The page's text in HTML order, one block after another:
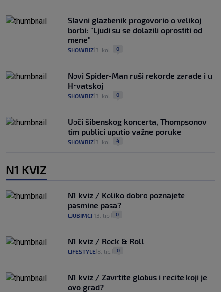
Slavni glazbenik progovorio o velikoj
borbi: "Ljudi su se dolazili oprostiti od
mene"
SHOWBIZ 3. kol. 0
Novi Spider-Man ruši rekorde zarade i u
Hrvatskoj
SHOWBIZ 3. kol. 0
Uoči šibenskog koncerta, Thompsonov
tim publici uputio važne poruke
SHOWBIZ 3. kol. 4
N1 KVIZ
N1 kviz / Koliko dobro poznajete
pasmine pasa?
LJUBIMCI 13. lip. 0
N1 kviz / Rock & Roll
LIFESTYLE 8. lip. 0
N1 kviz / Zavrtite globus i recite koji je
ovo grad?